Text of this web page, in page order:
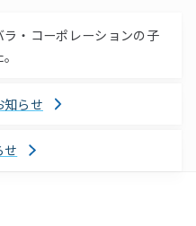
・コーポレーションの子
知らせ
せ